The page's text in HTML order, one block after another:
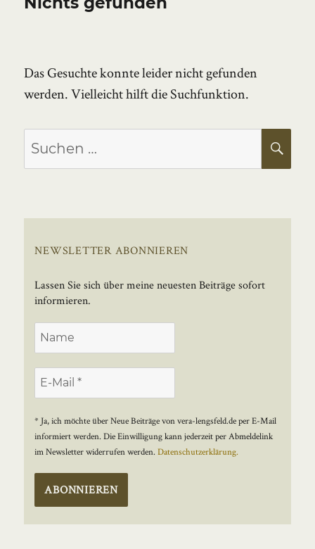
Das Gesuchte konnte leider nicht gefunden
werden. Vielleicht hilft die Suchfunktion.
Suchen
nach:
NEWSLETTER ABONNIEREN
Lassen Sie sich über meine neuesten Beiträge sofort
informieren.
* Ja, ich möchte über Neue Beiträge von vera-lengsfeld.de per E-Mail
informiert werden. Die Einwilligung kann jederzeit per Abmeldelink
im Newsletter widerrufen werden.Datenschutzerklärung.